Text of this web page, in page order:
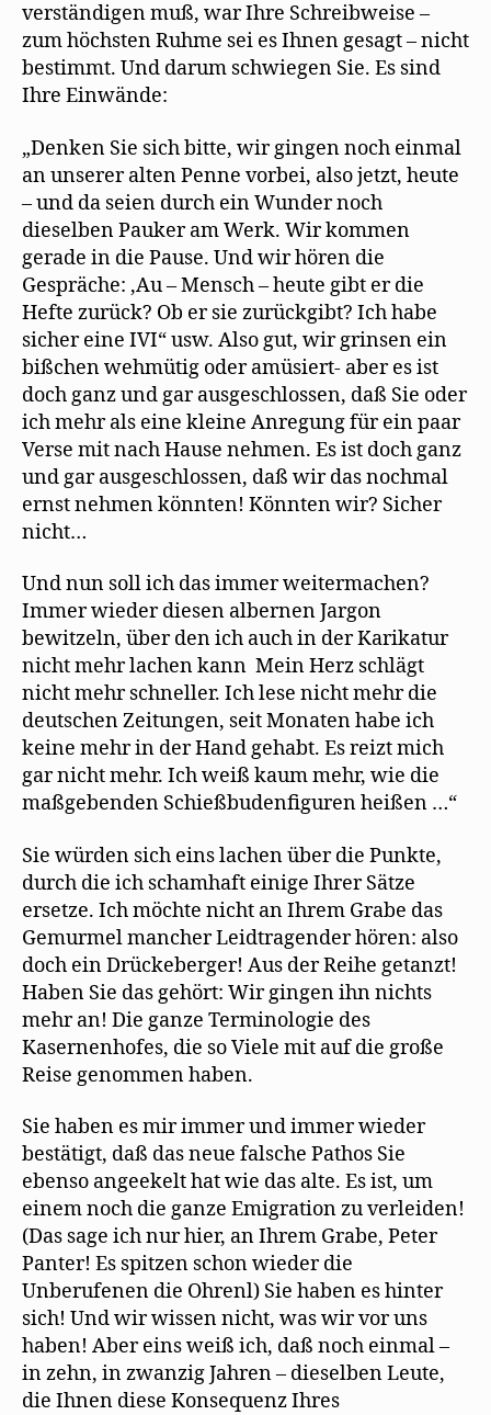
verständigen muß, war Ihre Schreibweise –
zum höchsten Ruhme sei es Ihnen gesagt – nicht
bestimmt. Und darum schwiegen Sie. Es sind
Ihre Einwände:
„Denken Sie sich bitte, wir gingen noch einmal
an unserer alten Penne vorbei, also jetzt, heute
– und da seien durch ein Wunder noch
dieselben Pauker am Werk. Wir kommen
gerade in die Pause. Und wir hören die
Gespräche: ,Au – Mensch – heute gibt er die
Hefte zurück? Ob er sie zurückgibt? Ich habe
sicher eine IVI“ usw. Also gut, wir grinsen ein
bißchen wehmütig oder amüsiert- aber es ist
doch ganz und gar ausgeschlossen, daß Sie oder
ich mehr als eine kleine Anregung für ein paar
Verse mit nach Hause nehmen. Es ist doch ganz
und gar ausgeschlossen, daß wir das nochmal
ernst nehmen könnten! Könnten wir? Sicher
nicht…
Und nun soll ich das immer weitermachen?
Immer wieder diesen albernen Jargon
bewitzeln, über den ich auch in der Karikatur
nicht mehr lachen kann Mein Herz schlägt
nicht mehr schneller. Ich lese nicht mehr die
deutschen Zeitungen, seit Monaten habe ich
keine mehr in der Hand gehabt. Es reizt mich
gar nicht mehr. Ich weiß kaum mehr, wie die
maßgebenden Schießbudenfiguren heißen …“
Sie würden sich eins lachen über die Punkte,
durch die ich schamhaft einige Ihrer Sätze
ersetze. Ich möchte nicht an Ihrem Grabe das
Gemurmel mancher Leidtragender hören: also
doch ein Drückeberger! Aus der Reihe getanzt!
Haben Sie das gehört: Wir gingen ihn nichts
mehr an! Die ganze Terminologie des
Kasernenhofes, die so Viele mit auf die große
Reise genommen haben.
Sie haben es mir immer und immer wieder
bestätigt, daß das neue falsche Pathos Sie
ebenso angeekelt hat wie das alte. Es ist, um
einem noch die ganze Emigration zu verleiden!
(Das sage ich nur hier, an Ihrem Grabe, Peter
Panter! Es spitzen schon wieder die
Unberufenen die Ohrenl) Sie haben es hinter
sich! Und wir wissen nicht, was wir vor uns
haben! Aber eins weiß ich, daß noch einmal –
in zehn, in zwanzig Jahren – dieselben Leute,
die Ihnen diese Konsequenz Ihres